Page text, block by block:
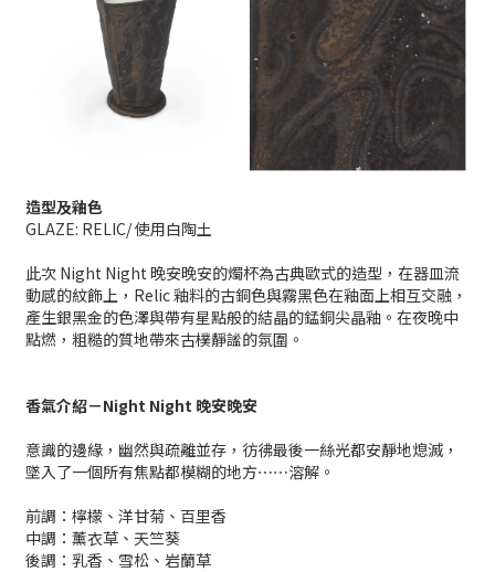
造型及釉色
GLAZE: RELIC/ 使用白陶土
此次 Night Night 晚安晚安的燭杯為古典歐式的造型，在器皿流
動感的紋飾上，Relic 釉料的古銅色與霧黑色在釉面上相互交融，
產生銀黑金的色澤與帶有星點般的結晶的錳銅尖晶釉。在夜晚中
點燃，粗糙的質地帶來古樸靜謐的氛圍。
香氣介紹－Night Night 晚安晚安
意識的邊緣，幽然與疏離並存，彷彿最後一絲光都安靜地熄滅，
墜入了一個所有焦點都模糊的地方⋯⋯溶解。
前調：檸檬、洋甘菊、百里香
中調：薰衣草、天竺葵
後調：乳香、雪松、岩蘭草